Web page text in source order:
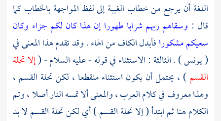
اللغة أن يرجع من خطاب الغيبة إلى لفظ المواجهة بالخطاب كما
قال : وسقاهم ربهم شرابا طهورا إن هذا كان لكم جزاء وكان
سعيكم مشكورافأبدل الكاف من الهاء . وقد تقدم هذا المعنى في
( يونس ) . الثالثة : الاستثناء في قوله - عليه السلام - (إلا تحلة
القسم) ، يحتمل أن يكون استثناء منقطعا ، لكن تحلة القسم ،
وهذا معروف في كلام العرب ، والمعنى ألا تمسه النار أصلا ، وتم
الكلام هنا ثم ابتدأ ( إلا تحلة القسم ) أي لكن تحلة القسم لا بد